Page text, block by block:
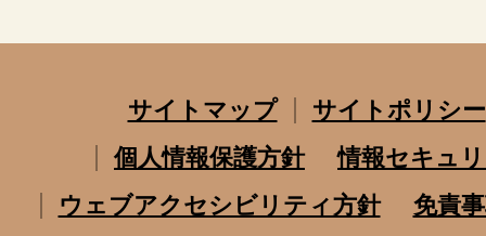
サイトマップ
サイトポリシー
個人情報保護方針
情報セキュ
ウェブアクセシビリティ方針
免責